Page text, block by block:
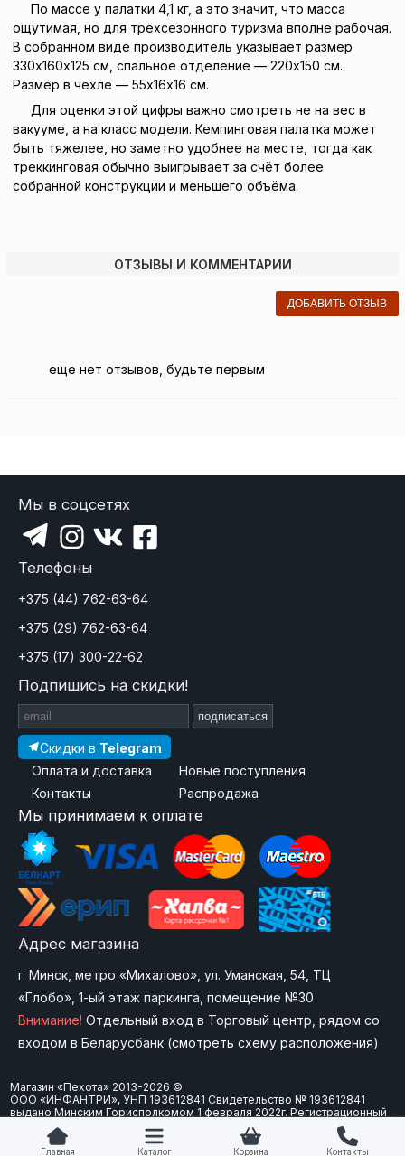
Главная Каталог Корзина Контакты
По массе у палатки 4,1 кг, а это значит, что масса
ощутимая, но для трёхсезонного туризма вполне рабочая.
В собранном виде производитель указывает размер
330x160x125 см, спальное отделение — 220x150 см.
Размер в чехле — 55x16x16 см.
Для оценки этой цифры важно смотреть не на вес в
вакууме, а на класс модели. Кемпинговая палатка может
быть тяжелее, но заметно удобнее на месте, тогда как
треккинговая обычно выигрывает за счёт более
собранной конструкции и меньшего объёма.
ОТЗЫВЫ И КОММЕНТАРИИ
ДОБАВИТЬ ОТЗЫВ
еще нет отзывов, будьте первым
Мы в соцсетях
Телефоны
+375 (44) 762-63-64
+375 (29) 762-63-64
+375 (17) 300-22-62
Подпишись на скидки!
подписаться
Скидки в Telegram
Оплата и доставка
Контакты
Новые поступления
Распродажа
Мы принимаем к оплате
Адрес магазина
г. Минск, метро «Михалово», ул. Уманская, 54, ТЦ
«Глобо», 1-ый этаж паркинга, помещение №30
Внимание! Отдельный вход в Торговый центр, рядом со
входом в Беларусбанк (смотреть схему расположения)
Магазин «Пехота» 2013-2026 ©
ООО «ИНФАНТРИ», УНП 193612841 Свидетельство № 193612841
выдано Минским Горисполкомом 1 февраля 2022г. Регистрационный
номер в Торговом реестре Республики Беларусь: 573747 от 15
февраля 2024 г. Юр. адрес: 220092 г.Минск, ул. Болеслава Берута, д.
3Б, офис 907.